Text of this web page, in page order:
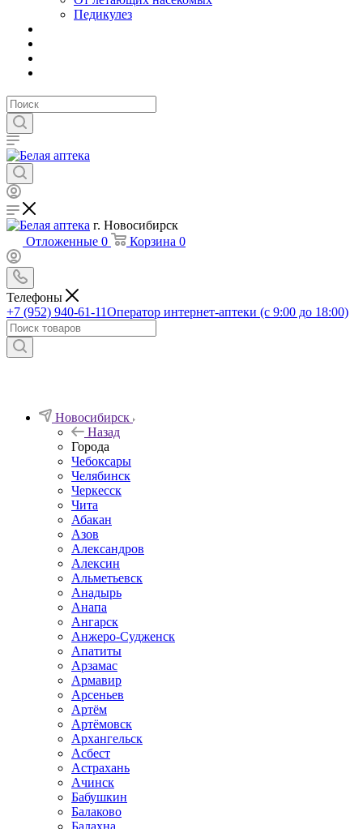
Педикулез
г. Новосибирск
Отложенные 0 Корзина 0
Телефоны
+7 (952) 940-61-11Оператор интернет-аптеки (с 9:00 до 18:00)
Новосибирск
Назад
Города
Чебоксары
Челябинск
Черкесск
Чита
Абакан
Азов
Александров
Алексин
Альметьевск
Анадырь
Анапа
Ангарск
Анжеро-Судженск
Апатиты
Арзамас
Армавир
Арсеньев
Артём
Артёмовск
Архангельск
Асбест
Астрахань
Ачинск
Бабушкин
Балаково
Балахна